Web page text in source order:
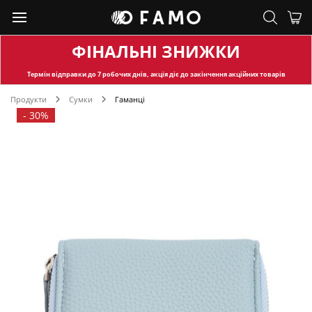
ФІНАЛЬНІ ЗНИЖКИ
Термін відправкидо 7 робочих днів, акція діє до закінчення акційних товарів
Продукти Сумки Гаманці
- 30%